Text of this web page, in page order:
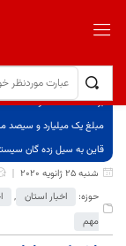
برگ نخست
نوشته‌ها
مبلغ یک میلیارد و سیصد
قاین به سیل زده گان
شنبه 25 ژانویه 2020
حوزه:
اخبار استان ,
مهم